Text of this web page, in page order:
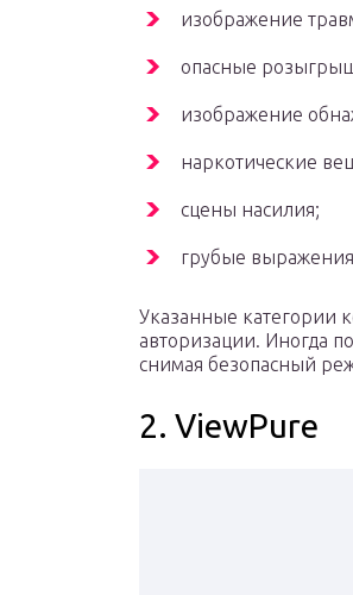
изображение
опасные
изображение
наркотические
сцены насилия;
грубые
Указанные категории
авторизации. Иногда
снимая безопасный
2. ViewPure